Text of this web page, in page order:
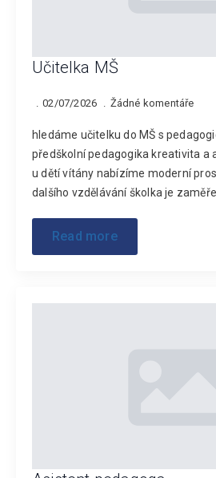
Učitelka MŠ
02/07/2026 Žádné komentáře
hledáme učitelku do MŠ s
předškolní pedagogika kreativita a
u dětí vítány nabízíme moderní
dalšího vzdělávání školka je
Read more